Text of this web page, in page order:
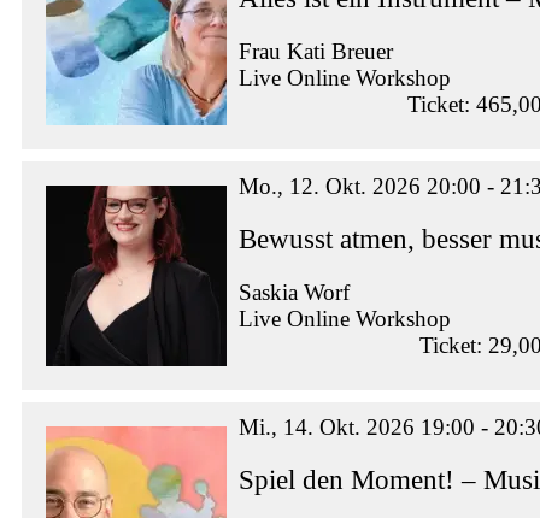
Frau Kati Breuer
Live Online Workshop
Ticket:
Mo., 12. Okt. 2026 20:00 -
Bewusst atmen, besser
Saskia Worf
Live Online Workshop
Ticket:
Mi., 14. Okt. 2026 19:00 -
Spiel den Moment! –